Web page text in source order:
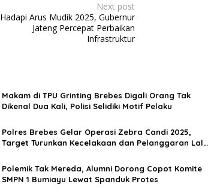
Next post
Hadapi Arus Mudik 2025, Gubernur
Jateng Percepat Perbaikan
Infrastruktur
Makam di TPU Grinting Brebes Digali Orang Tak
Dikenal Dua Kali, Polisi Selidiki Motif Pelaku
Polres Brebes Gelar Operasi Zebra Candi 2025,
Target Turunkan Kecelakaan dan Pelanggaran Lalu
Polemik Tak Mereda, Alumni Dorong Copot Komite
SMPN 1 Bumiayu Lewat Spanduk Protes